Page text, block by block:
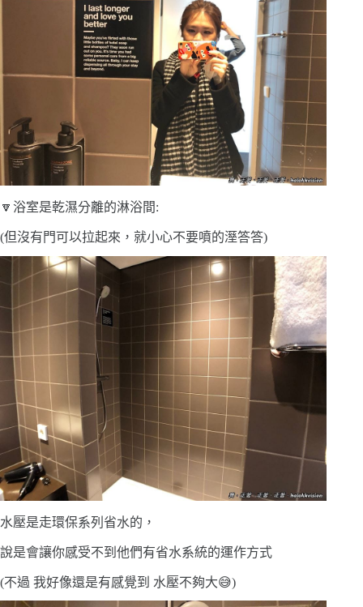
🔽浴室是乾濕分離的淋浴間:
(但沒有門可以拉起來，就小心不要噴的溼答答)
水壓是走環保系列省水的，
說是會讓你感受不到他們有省水系統的運作方式
(不過 我好像還是有感覺到 水壓不夠大😅)